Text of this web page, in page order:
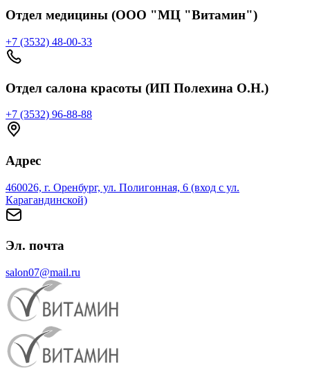
Отдел медицины (ООО "МЦ "Витамин")
+7 (3532) 48-00-33
Отдел салона красоты (ИП Полехина О.Н.)
+7 (3532) 96-88-88
Адрес
460026, г. Оренбург, ул. Полигонная, 6 (вход с ул.
Карагандинской)
Эл. почта
salon07@mail.ru